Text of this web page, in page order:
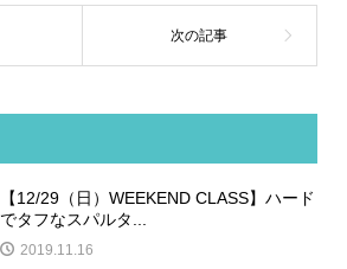
【12/29（日）WEEKEND CLASS】ハード
でタフなスパルタ...
2019.11.16